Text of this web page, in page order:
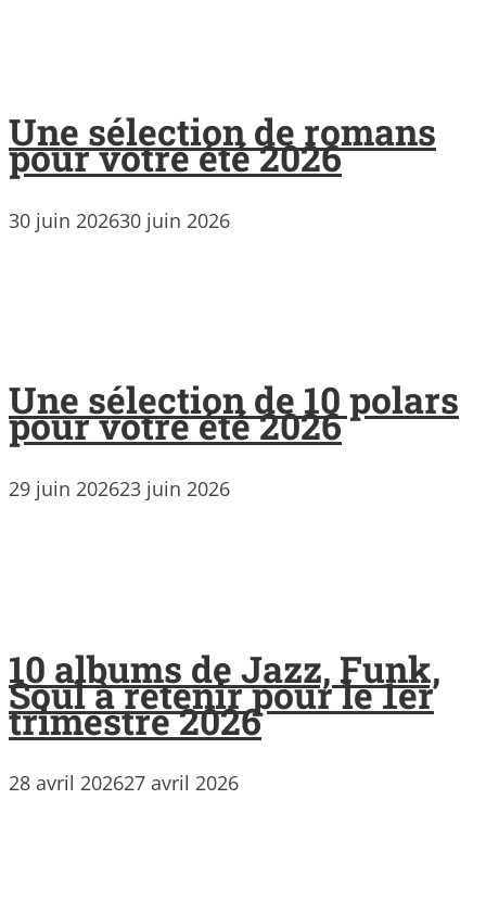
Une sélection de romans
pour votre été 2026
30 juin 202630 juin 2026
Une sélection de 10 polars
pour votre été 2026
29 juin 202623 juin 2026
10 albums de Jazz, Funk,
Soul à retenir pour le 1er
trimestre 2026
28 avril 202627 avril 2026